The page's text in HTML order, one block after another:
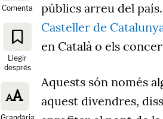
Comenta
Llegir
després
públics arreu del
Casteller de
en Català o els
Aquests són només
aquest divendres,